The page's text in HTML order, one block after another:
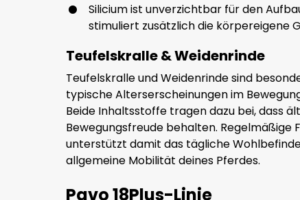
Silicium ist unverzichtbar für den
stimuliert zusätzlich die körpereigene
Teufelskralle & Weidenrinde
Teufelskralle und Weidenrinde sind
typische Alterserscheinungen im
Beide Inhaltsstoffe tragen dazu bei, dass
Bewegungsfreude behalten. Regelmäßige
unterstützt damit das tägliche
allgemeine Mobilität deines Pferdes.
Pavo 18Plus-Linie